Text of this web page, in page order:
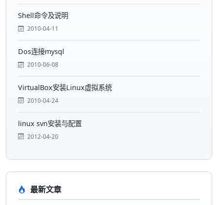
Shell命令及说明
2010-04-11
Dos连接mysql
2010-06-08
VirtualBox安装Linux虚拟系统
2010-04-24
linux svn安装与配置
2012-04-20
最新文章